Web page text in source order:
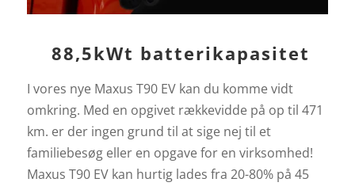
88,5kWt batterikapasitet
I vores nye Maxus T90 EV kan du komme vidt
omkring. Med en opgivet rækkevidde på op til 471
km. er der ingen grund til at sige nej til et
familiebesøg eller en opgave for en virksomhed!
Maxus T90 EV kan hurtig lades fra 20-80% på 45